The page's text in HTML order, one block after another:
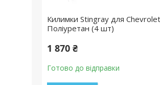
Килимки Stingray для
Поліуретан (4 шт)
1 870 ₴
Готово до відправки